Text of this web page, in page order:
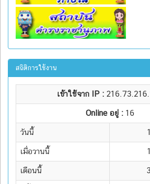
สถิติการใช้งาน
เข้าใช้จาก IP :
Online อยู่ : 16
วันนี้
เมื่อวานนี้
เดือนนี้